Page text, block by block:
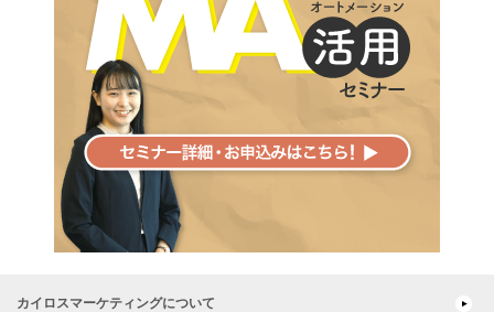
カイロスマーケティングについて